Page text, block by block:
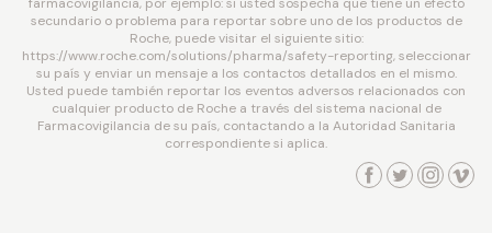
secundario o problema para reportar sobre uno de los productos de
Roche, puede visitar el siguiente sitio:
https://www.roche.com/solutions/pharma/safety-reporting, seleccionar
su país y enviar un mensaje a los contactos detallados en el mismo.
Usted puede también reportar los eventos adversos relacionados con
cualquier producto de Roche a través del sistema nacional de
Farmacovigilancia de su país, contactando a la Autoridad Sanitaria
correspondiente si aplica.